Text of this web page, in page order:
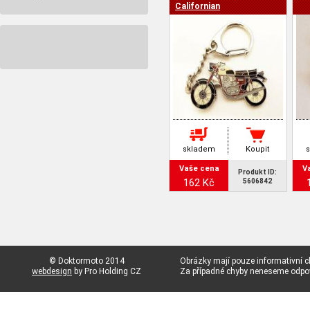
Californian
skladem Koupit
Vaše cena
162 Kč
Produkt ID:
5606842
© Doktormoto 2014
webdesign by Pro Holding CZ
Obrázky mají pouze informativní
Za případné chyby neneseme